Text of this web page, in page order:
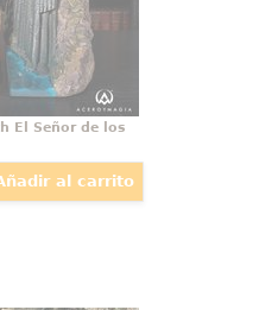
El Señor de los